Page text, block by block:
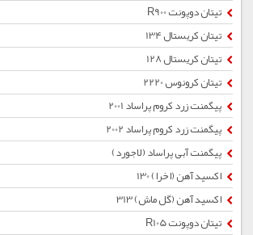
تیتان دوپونت R900
تیتان کریستال 134
تیتان کریستال 128
تیتان کرونوس 2220
پیگمنت زرد كروم پراساد 2001
پیگمنت زرد كروم پراساد 2002
پیگمنت آبی پراساد (لاجورد)
اکسید آهن (اخرا) 130
اکسید آهن (گل ماش) 313
تیتان دوپونت R105